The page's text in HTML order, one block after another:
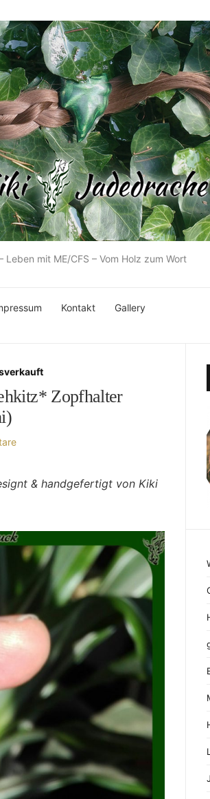
Leben mit ME/CFS – Vom Holz zum Wort
Kontakt
Gallery
Zopfhalter
& handgefertigt von Kiki